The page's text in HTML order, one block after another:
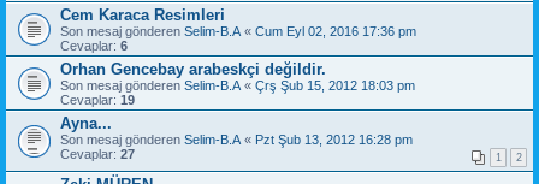
Cem Karaca Resimleri
Son mesaj gönderen Selim-B.A « Cum Eyl 02, 2016 17:36 pm
Cevaplar: 6
Orhan Gencebay arabeskçi değildir.
Son mesaj gönderen Selim-B.A « Çrş Şub 15, 2012 18:03 pm
Cevaplar: 19
Ayna...
Son mesaj gönderen Selim-B.A « Pzt Şub 13, 2012 16:28 pm
Cevaplar: 27 1 2